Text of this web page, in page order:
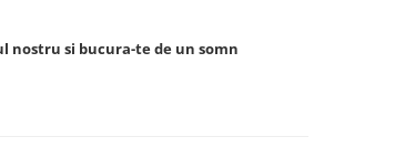
nostru si bucura-te de un somn